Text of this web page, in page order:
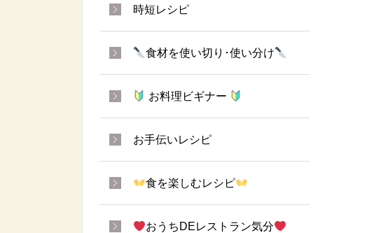
時短レシピ
食材を使い切り･使い分け
お料理ビギナー
お手伝いレシピ
食を楽しむレシピ
おうちDEレストラン気分